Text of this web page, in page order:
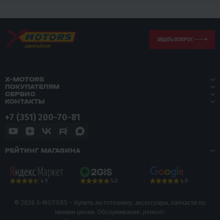
ЗАДАТЬ ВОПРОС
X-MOTORS
ПОКУПАТЕЛЯМ
СЕРВИС
КОНТАКТЫ
+7 (351) 200-70-81
РЕЙТИНГ МАГАЗИНА
4.9 5.0 4.9
© 2026 X-MOTORS - Купить мототехнику, аксессуары, запчасти по
низким ценам. Обслуживание, ремонт.